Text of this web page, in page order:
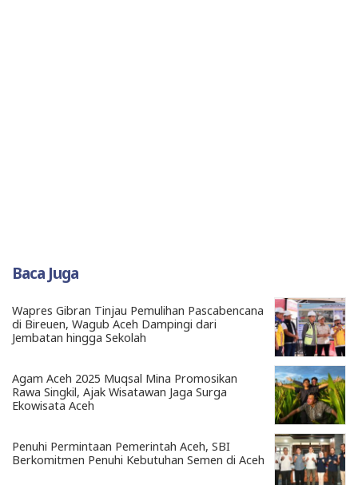
Baca Juga
Wapres Gibran Tinjau Pemulihan Pascabencana
di Bireuen, Wagub Aceh Dampingi dari
Jembatan hingga Sekolah
Agam Aceh 2025 Muqsal Mina Promosikan
Rawa Singkil, Ajak Wisatawan Jaga Surga
Ekowisata Aceh
Penuhi Permintaan Pemerintah Aceh, SBI
Berkomitmen Penuhi Kebutuhan Semen di Aceh